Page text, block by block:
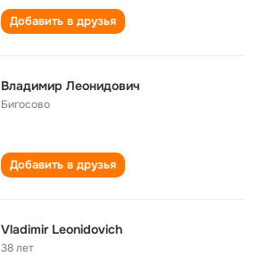
Добавить в друзья
Владимир Леонидович
Бигосово
Добавить в друзья
Vladimir Leonidovich
38 лет